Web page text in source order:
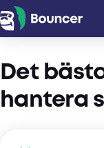
Hoppa
till
Det
hantera